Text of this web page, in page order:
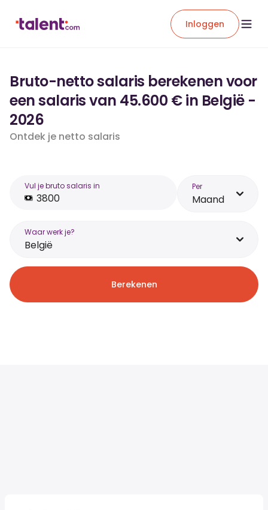
Inloggen
Bruto-netto salaris berekenen voor
een salaris van 45.600 € in België -
2026
Ontdek je netto salaris
Vul je bruto salaris in Per
Maand
Waar werk je?
België
Berekenen